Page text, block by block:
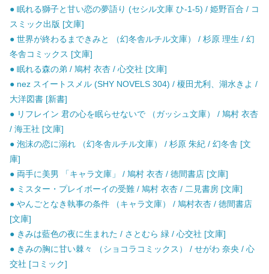
● 眠れる獅子と甘い恋の夢語り (セシル文庫 ひ-1-5) / 姫野百合 / コ
スミック出版 [文庫]
● 世界が終わるまできみと （幻冬舎ルチル文庫） / 杉原 理生 / 幻
冬舎コミックス [文庫]
● 眠れる森の弟 / 鳩村 衣杏 / 心交社 [文庫]
● nez スイートスメル (SHY NOVELS 304) / 榎田尤利、湖水きよ /
大洋図書 [新書]
● リフレイン 君の心を眠らせないで （ガッシュ文庫） / 鳩村 衣杏
/ 海王社 [文庫]
● 泡沫の恋に溺れ （幻冬舎ルチル文庫） / 杉原 朱紀 / 幻冬舎 [文
庫]
● 両手に美男 「キャラ文庫」 / 鳩村 衣杏 / 徳間書店 [文庫]
● ミスター・プレイボーイの受難 / 鳩村 衣杏 / 二見書房 [文庫]
● やんごとなき執事の条件 （キャラ文庫） / 鳩村衣杏 / 徳間書店
[文庫]
● きみは藍色の夜に生まれた / さとむら 緑 / 心交社 [文庫]
● きみの胸に甘い棘々 （ショコラコミックス） / せがわ 奈央 / 心
交社 [コミック]